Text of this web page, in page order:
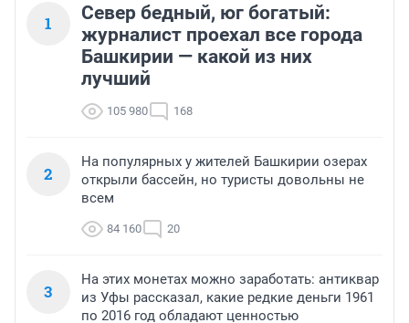
1
Север бедный, юг богатый:
журналист проехал все города
Башкирии — какой из них
лучший
105 980 168
2
На популярных у жителей Башкирии озерах
открыли бассейн, но туристы довольны не
всем
84 160 20
3
На этих монетах можно заработать: антиквар
из Уфы рассказал, какие редкие деньги 1961
по 2016 год обладают ценностью